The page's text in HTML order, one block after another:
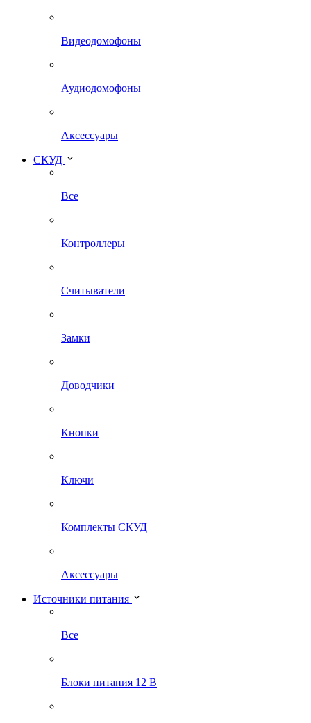
Видеодомофоны
Аудиодомофоны
Аксессуары
СКУД
Все
Контроллеры
Считыватели
Замки
Доводчики
Кнопки
Ключи
Комплекты СКУД
Аксессуары
Источники питания
Все
Блоки питания 12 В